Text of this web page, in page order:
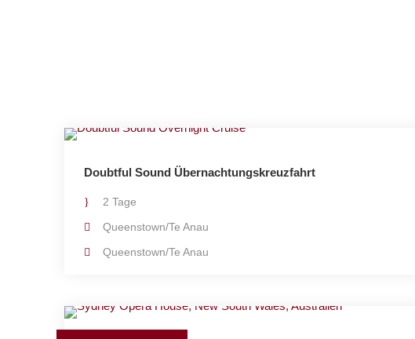
Doubtful Sound Übernachtungskreuzfahrt
2 Tage
Queenstown/Te Anau
Queenstown/Te Anau